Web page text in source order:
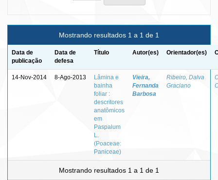
Mostrando resultados 1 a 1 de 1
Data de
publicação
Data de
defesa
Título Autor(es) Orientador(es)
14-Nov-2014 8-Ago-2013
Lâmina e
bainha
foliar :
descritores
anatômicos
em
Paspalum
L.
(Poaceae:
Paniceae)
Vieira,
Fernanda
Barbosa
Ribeiro, Dalva
Graciano
Mostrando resultados 1 a 1 de 1